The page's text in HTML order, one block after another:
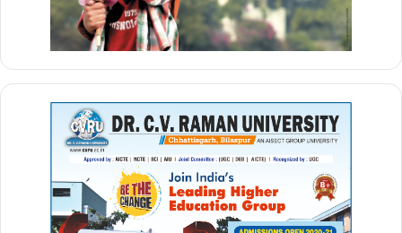
ज्ञापन में इस बात पर आश्चर्य जताया गया है कि संजीव तिवारी पिछले 20 वर्षों से
अधिक समय से रायपुर में जनसंपर्क विभाग के महत्वपूर्ण पदों पर कैसे काबिज हैं।
एसोसिएशन ने प्रशासन से यह जांचने की मांग की है कि क्या इस दौरान सभी